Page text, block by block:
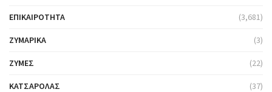
ΕΠΙΚΑΙΡΌΤΗΤΑ (3,681)
ΖΥΜΑΡΙΚΆ (3)
ΖΎΜΕΣ (22)
ΚΑΤΣΑΡΌΛΑΣ (37)